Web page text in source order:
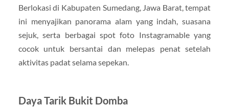
Berlokasi di Kabupaten Sumedang, Jawa Barat, tempat
ini menyajikan panorama alam yang indah, suasana
sejuk, serta berbagai spot foto Instagramable yang
cocok untuk bersantai dan melepas penat setelah
aktivitas padat selama sepekan.
Daya Tarik Bukit Domba